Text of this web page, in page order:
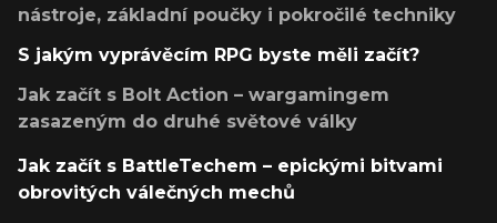
nástroje, základní poučky i pokročilé techniky
S jakým vyprávěcím RPG byste měli začít?
Jak začít s Bolt Action – wargamingem
zasazeným do druhé světové války
Jak začít s BattleTechem – epickými bitvami
obrovitých válečných mechů